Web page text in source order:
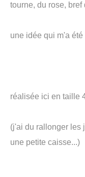
tourne, du rose,
une idée qui m'a
réalisée ici en taille
(j'ai du rallonger les
une petite caisse...)